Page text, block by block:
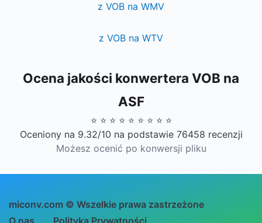
z VOB na WMV
z VOB na WTV
Ocena jakości konwertera VOB na
ASF
⭐ ⭐ ⭐ ⭐ ⭐ ⭐ ⭐ ⭐ ⭐
Oceniony na 9.32/10 na podstawie 76458 recenzji
Możesz ocenić po konwersji pliku
miconv.com © Wszelkie prawa zastrzeżone
O nas
Polityka Prywatności